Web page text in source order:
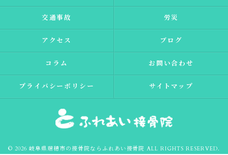
交通事故 労災
アクセス ブログ
コラム お問い合わせ
プライバシーポリシー サイトマップ
© 2026 岐阜県瑞穂市の接骨院ならふれあい接骨院 ALL RIGHTS RESERVED.